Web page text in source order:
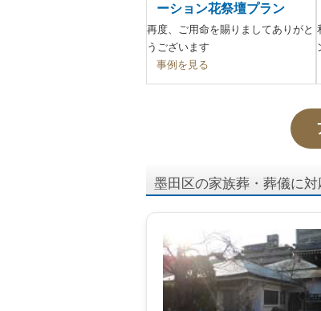
ーション花祭壇プラン
再度、ご用命を賜りましてありがと
うございます
事例を見る
墨田区の家族葬・葬儀に